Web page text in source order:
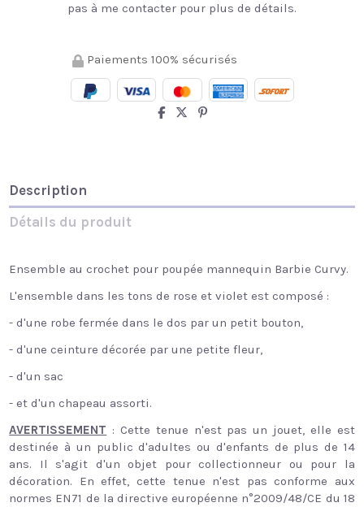
pas à me contacter pour plus de détails.
Paiements 100% sécurisés
Description
Détails du produit
Ensemble au crochet pour poupée mannequin Barbie Curvy.
L'ensemble dans les tons de rose et violet est composé :
- d'une robe fermée dans le dos par un petit bouton,
- d'une ceinture décorée par une petite fleur,
- d'un sac
- et d'un chapeau assorti.
AVERTISSEMENT : Cette tenue n'est pas un jouet, elle est
destinée à un public d'adultes ou d'enfants de plus de 14
ans. Il s'agit d'un objet pour collectionneur ou pour la
décoration. En effet, cette tenue n'est pas conforme aux
normes EN71 de la directive européenne n°2009/48/CE du 18